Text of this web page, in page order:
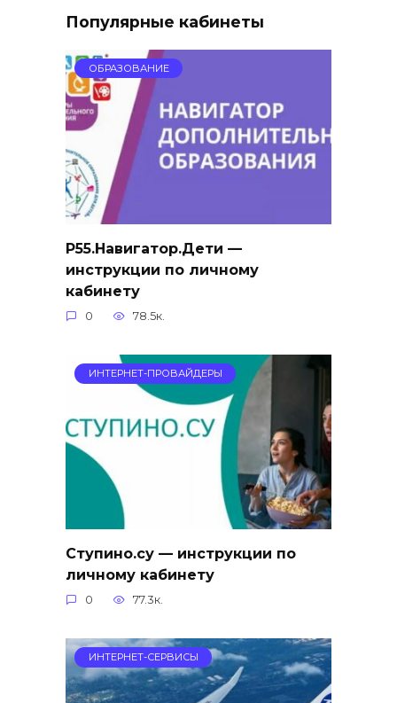
Популярные кабинеты
ОБРАЗОВАНИЕ
Р55.Навигатор.Дети —
инструкции по личному
кабинету
0 78.5к.
ИНТЕРНЕТ-ПРОВАЙДЕРЫ
Ступино.су — инструкции по
личному кабинету
0 77.3к.
ИНТЕРНЕТ-СЕРВИСЫ